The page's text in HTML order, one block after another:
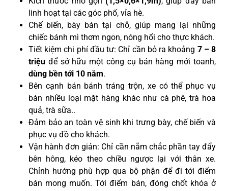
linh hoạt tại các góc phố, vỉa hè.
Chế biến, bày bán tại chỗ, giúp mang lại những
chiếc bánh mì thơm ngon, nóng hổi cho thực khách.
Tiết kiệm chi phí đầu tư: Chỉ cần bỏ ra khoảng 7 – 8
triệu để sở hữu một công cụ bán hàng mới toanh,
dùng bền tới 10 năm.
Bên cạnh bán bánh tráng trộn, xe có thể phục vụ
bán nhiều loại mặt hàng khác như cà phê, trà hoa
quả, trà sữa..
Đảm bảo an toàn vệ sinh khi trưng bày, chế biến và
phục vụ đồ cho khách.
Vận hành đơn giản: Chỉ cần nắm chắc phần tay đẩy
bên hông, kéo theo chiều ngược lại với thân xe.
Chỉnh hướng phù hợp qua bộ phận để đi tới điểm
bán mong muốn. Tới điểm bán, đóng chốt khóa ở